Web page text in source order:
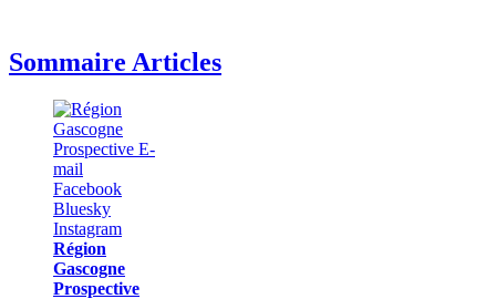
Sommaire Articles
Région
Gascogne
Prospective